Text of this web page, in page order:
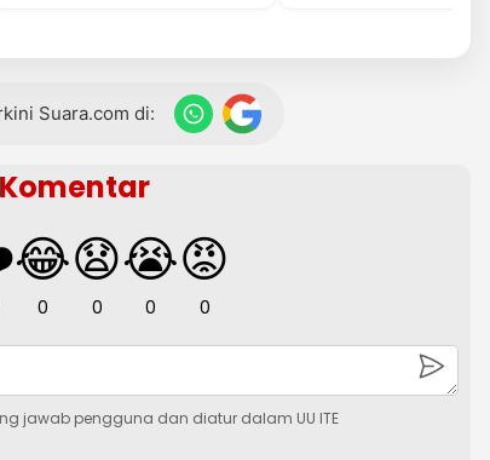
Suara.com di:
Komentar
😂
0
😧
0
😭
0
😡
0
jawab pengguna dan diatur dalam UU ITE